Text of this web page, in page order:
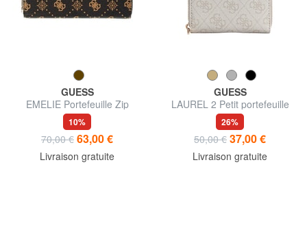
GUESS
EMELIE Portefeuille Zip
Around
10%
70,00 € 63,00 €
Livraison gratuite
GUESS
LAUREL 2 Petit portefeuille
zippé
26%
50,00 € 37,00 €
Livraison gratuite